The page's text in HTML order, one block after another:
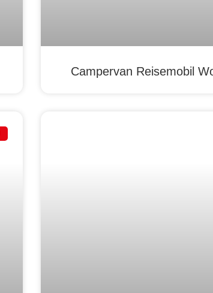
Campervan Reisemobil